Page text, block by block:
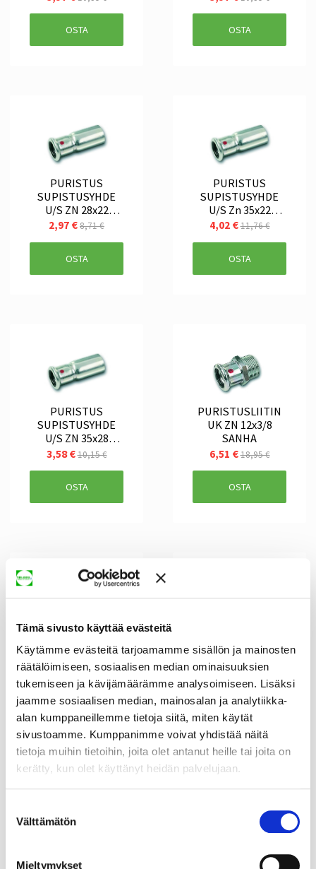
Tämä sivusto käyttää evästeitä
Käytämme evästeitä tarjoamamme sisällön ja mainosten
räätälöimiseen, sosiaalisen median ominaisuuksien
tukemiseen ja kävijämäärämme analysoimiseen. Lisäksi
jaamme sosiaalisen median, mainosalan ja analytiikka-
alan kumppaneillemme tietoja siitä, miten käytät
sivustoamme. Kumppanimme voivat yhdistää näitä
tietoja muihin tietoihin, joita olet antanut heille tai joita on
kerätty, kun olet käyttänyt heidän palvelujaan.
valinta
Välttämätön
Mieltymykset
OSTA OSTA
PURISTUS
SUPISTUSYHDE
U/S ZN 28x22
SANHA
2,97 €8,71 €
OSTA
PURISTUS
SUPISTUSYHDE
U/S Zn 35x22
SANHA
4,02 €11,76 €
OSTA
PURISTUS
SUPISTUSYHDE
U/S ZN 35x28
SANHA
3,58 €10,15 €
OSTA
PURISTUSLIITIN
UK ZN 12x3/8
SANHA
6,51 €18,95 €
OSTA
UK ZN 15x3/8
SANHA
6,72 € 19,58 €
OSTA
UK ZN 15x1/2
SANHA
6,93 €19,83 €
OSTA